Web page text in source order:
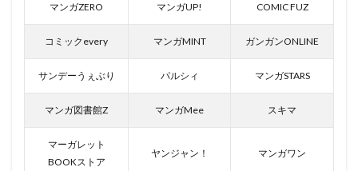
マンガZERO マンガUP! COMIC FUZ
コミックevery マンガMINT ガンガンONLINE
サンデーうぇぶり パルシィ マンガSTARS
マンガ図書館Z マンガMee スキマ
マーガレット
BOOKストア
ヤンジャン！ マンガワン